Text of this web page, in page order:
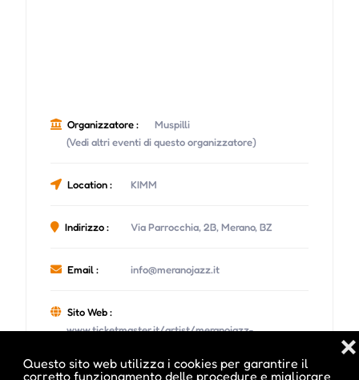
Questo sito web utilizza i cookies per garantire il
corretto funzionamento delle procedure e migliorare
❌
Organizzatore :
Muspilli
(Vedi altri eventi di questo organizzatore)
Location : KIMM
Indirizzo : Via Parrocchia, 2B, Merano, BZ
Email : info@meranojazz.it
Sito Web :
www.ticketmaster.it/artist/meranojazz-